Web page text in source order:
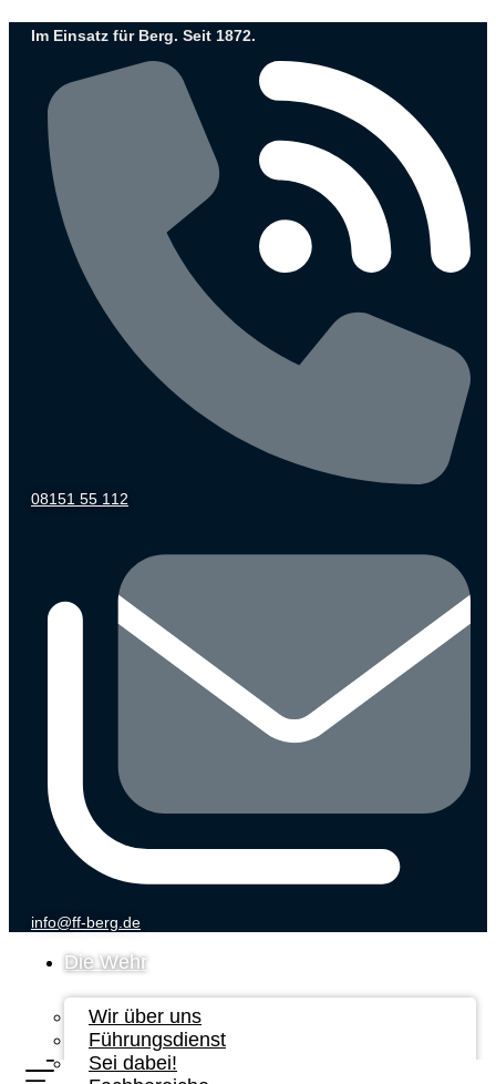
InhaltIm Einsatz für Berg. Seit 1872.
08151 55 112
info@ff-berg.de
Die Wehr
Wir über uns
Führungsdienst
Sei dabei!